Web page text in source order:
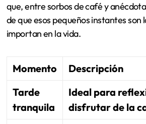
que, entre sorbos de café y
de que esos pequeños instantes son
importan en la vida.
Momento
Descripción
Tarde
tranquila
Ideal para
disfrutar de la